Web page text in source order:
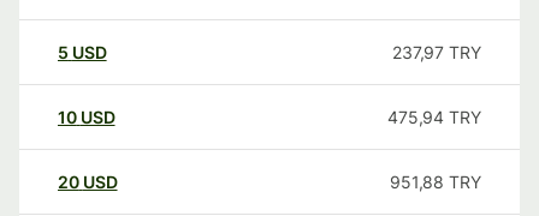
5 USD 237,97 TRY
10 USD 475,94 TRY
20 USD 951,88 TRY